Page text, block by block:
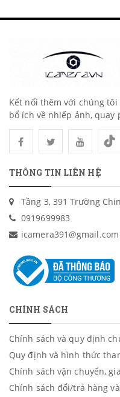
Kết nối thêm với chúng
bổ ích về nhiếp ảnh, quay
THÔNG TIN LIÊN HỆ
Tầng 3, 391 Trường
0919699983
icamera391@gmail.com
CHÍNH SÁCH
Chính sách và quy định
Quy định và hình thức
Chính sách vận chuyển,
Chính sách đổi/trả hàng